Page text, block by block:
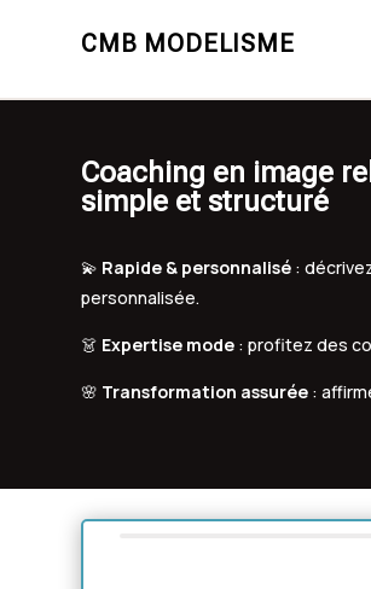
CMB MODELISME
Coaching en image
simple et structuré
💫 Rapide & personnalisé :
personnalisée.
👗 Expertise mode : profitez des
🌸 Transformation assurée :